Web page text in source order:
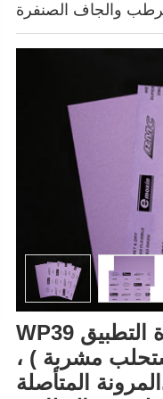
والجاف الصنفرة
WP39 ماء الصنفرة التطبيق : U0E07 ماء
( 30 ٪ مستحلب مشربة ) ،
المتأصلة